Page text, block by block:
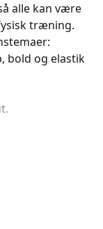
alle kan være
træning.
bold og elastik